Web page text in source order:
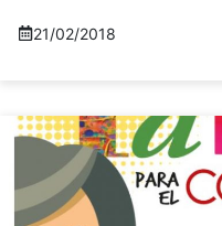
21/02/2018